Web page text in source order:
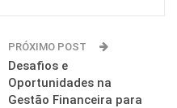
PRÓXIMO POST
Desafios e
Oportunidades na
Gestão Financeira para